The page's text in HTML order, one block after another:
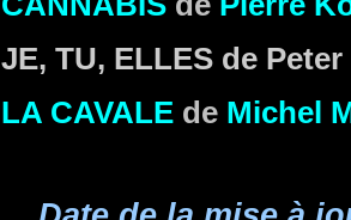
JE, TU, ELLES de
LA CAVALE de Michel